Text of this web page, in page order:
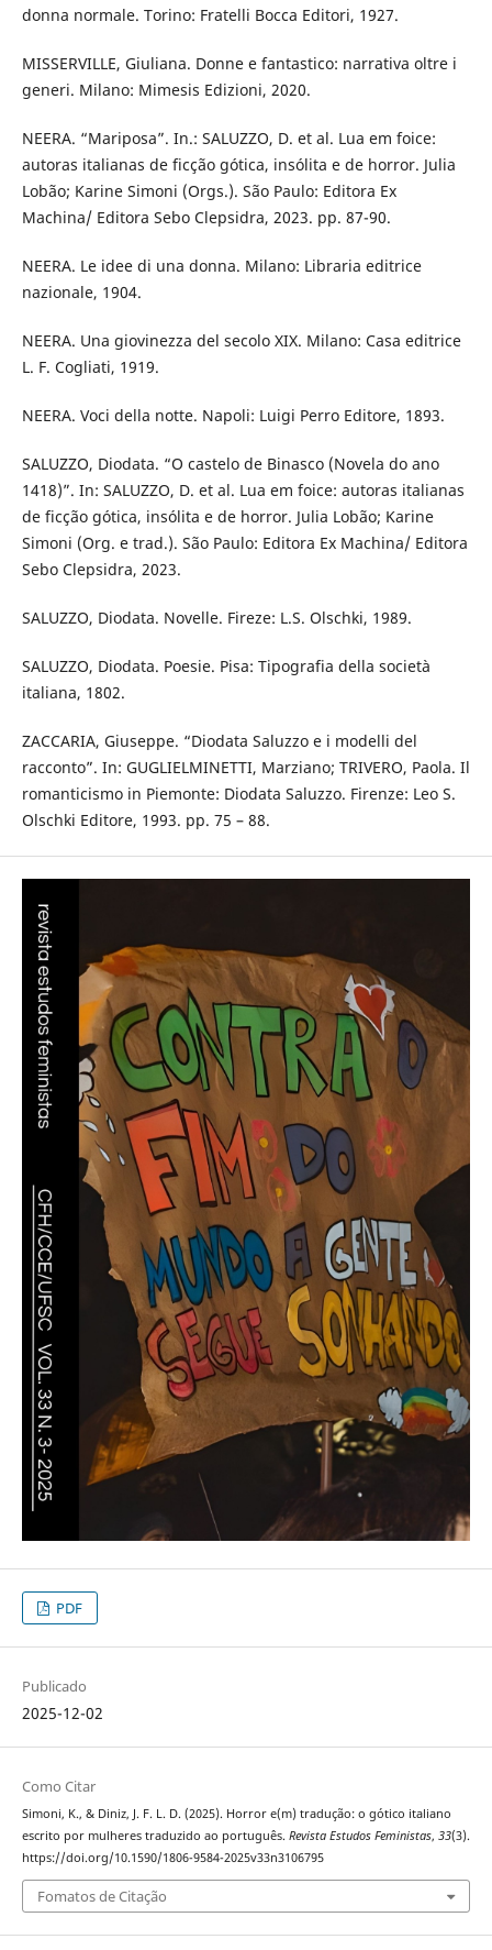
donna normale. Torino: Fratelli Bocca Editori, 1927.
MISSERVILLE, Giuliana. Donne e fantastico: narrativa oltre i
generi. Milano: Mimesis Edizioni, 2020.
NEERA. “Mariposa”. In.: SALUZZO, D. et al. Lua em foice:
autoras italianas de ficção gótica, insólita e de horror. Julia
Lobão; Karine Simoni (Orgs.). São Paulo: Editora Ex
Machina/ Editora Sebo Clepsidra, 2023. pp. 87-90.
NEERA. Le idee di una donna. Milano: Libraria editrice
nazionale, 1904.
NEERA. Una giovinezza del secolo XIX. Milano: Casa editrice
L. F. Cogliati, 1919.
NEERA. Voci della notte. Napoli: Luigi Perro Editore, 1893.
SALUZZO, Diodata. “O castelo de Binasco (Novela do ano
1418)”. In: SALUZZO, D. et al. Lua em foice: autoras italianas
de ficção gótica, insólita e de horror. Julia Lobão; Karine
Simoni (Org. e trad.). São Paulo: Editora Ex Machina/ Editora
Sebo Clepsidra, 2023.
SALUZZO, Diodata. Novelle. Fireze: L.S. Olschki, 1989.
SALUZZO, Diodata. Poesie. Pisa: Tipografia della società
italiana, 1802.
ZACCARIA, Giuseppe. “Diodata Saluzzo e i modelli del
racconto”. In: GUGLIELMINETTI, Marziano; TRIVERO, Paola. Il
romanticismo in Piemonte: Diodata Saluzzo. Firenze: Leo S.
Olschki Editore, 1993. pp. 75 – 88.
PDF
Publicado
2025-12-02
Como Citar
Simoni, K., & Diniz, J. F. L. D. (2025). Horror e(m) tradução: o gótico italiano
escrito por mulheres traduzido ao português. Revista Estudos Feministas, 33(3).
https://doi.org/10.1590/1806-9584-2025v33n3106795
Fomatos de Citação